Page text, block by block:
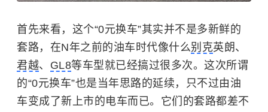
首先来看，这个“0元换车”其实并不是多新鲜的
套路，在N年之前的油车时代像什么别克英朗、
君越、 GL8等车型就已经搞过很多次。这次所谓
的“0元换车”也是当年思路的延续，只不过由油
车变成了新上市的电车而已。它们的套路都差不